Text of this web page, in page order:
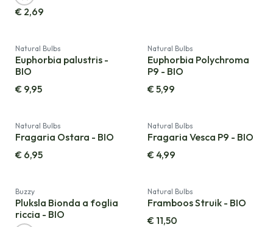
€ 2,69
Natural Bulbs
Euphorbia palustris -
BIO
€ 9,95
Natural Bulbs
Euphorbia Polychroma
P9 - BIO
€5,99
Natural Bulbs
Fragaria Ostara - BIO
€ 6,95
Natural Bulbs
Fragaria Vesca P9 - BIO
€4,99
Nieuw!
Buzzy
Pluksla Bionda a foglia
riccia - BIO
Natural Bulbs
Framboos Struik - BIO
€ 11,50